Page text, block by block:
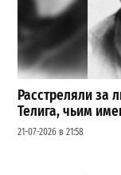
Расстреляли за
Телига, чьим
21-07-2026 в 21:58